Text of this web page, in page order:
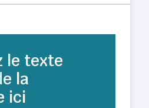
le texte
la
ici